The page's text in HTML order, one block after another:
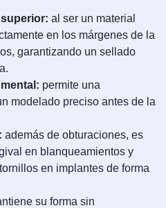
al ser un material
en los márgenes de la
garantizando un sellado
permite una
modelado preciso antes de la
además de obturaciones, es
en blanqueamientos y
en implantes de forma
su forma sin